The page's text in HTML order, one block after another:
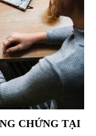
CHỨNG TẠI